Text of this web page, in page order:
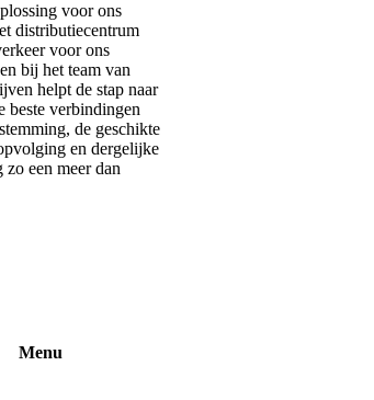
voor ons
distributiecentrum
voor ons
bij het team van
helpt de stap naar
beste verbindingen
de geschikte
en dergelijke
zo een meer dan
Menu